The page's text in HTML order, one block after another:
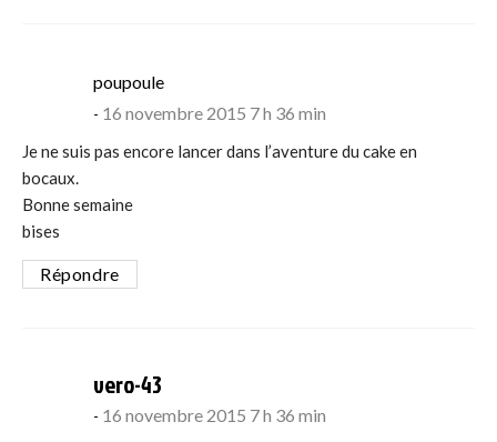
poupoulesays:
16 novembre 2015 7 h 36 min
Je ne suis pas encore lancer dans l’aventure du cake en
bocaux.
Bonne semaine
bises
Répondre
vero-43
16 novembre 2015 7 h 36 min